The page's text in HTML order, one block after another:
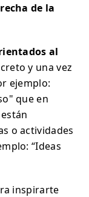
de la
al
y una vez
ejemplo:
que en
o actividades
“Ideas
inspirarte